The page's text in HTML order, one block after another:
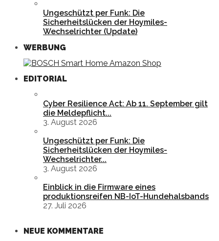
Ungeschützt per Funk: Die
Sicherheitslücken der Hoymiles-
Wechselrichter (Update)
WERBUNG
EDITORIAL
Cyber Resilience Act: Ab 11. September gilt
die Meldepflicht...
3. August 2026
Ungeschützt per Funk: Die
Sicherheitslücken der Hoymiles-
Wechselrichter...
3. August 2026
Einblick in die Firmware eines
produktionsreifen NB-IoT-Hundehalsbands
27. Juli 2026
NEUE KOMMENTARE